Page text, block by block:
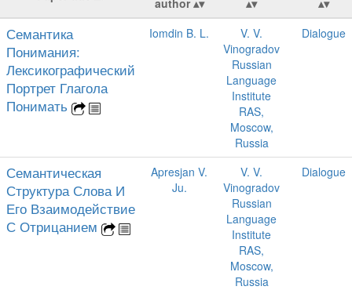
Семантика
Понимания:
Лексикографический
Портрет Глагола
Понимать
Iomdin B. L.
V. V.
Vinogradov
Russian
Language
Institute
RAS,
Moscow,
Russia
Dialogue
Семантическая
Структура Слова И
Его Взаимодействие
С Отрицанием
Apresjan V.
Ju.
V. V.
Vinogradov
Russian
Language
Institute
RAS,
Moscow,
Russia
Dialogue